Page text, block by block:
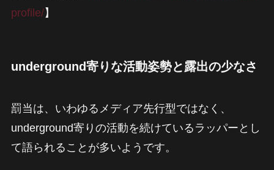
profile/】
underground寄りな活動姿勢と露出の少なさ
罰当は、いわゆるメディア先行型ではなく、
underground寄りの活動を続けているラッパーとし
て語られることが多いようです。